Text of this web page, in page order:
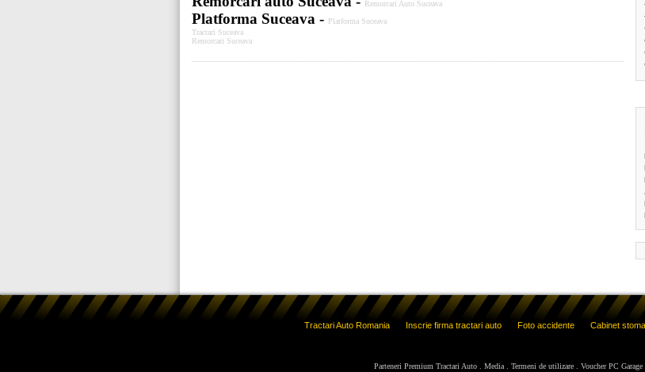
Remorcari Auto Suceava
Platforma Suceava - Platforma Suceava
Tractari Suceava
Remorcari Suceava
Tractari Auto Romania Inscrie firma tractari auto Foto accidente Cabinet
Parteneri Premium Tractari Auto Media Termeni de utilizare Voucher PC Garage